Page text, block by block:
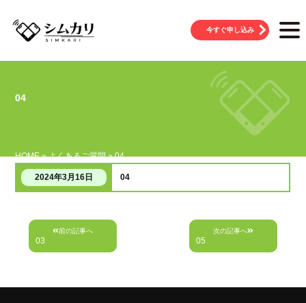
今すぐ申し込み
04
HOME » よくあるご質問 »04
2024年3月16日 04
投
前の記事へ
03
次の記事へ
05